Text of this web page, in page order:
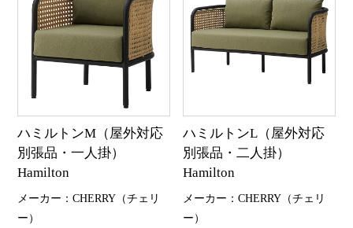
ハミルトンM（屋外対応
別張品・一人掛）
Hamilton
メーカー：CHERRY（チェリ
ー）
ハミルトンL（屋外対応
別張品・二人掛）
Hamilton
メーカー：CHERRY（チェリ
ー）